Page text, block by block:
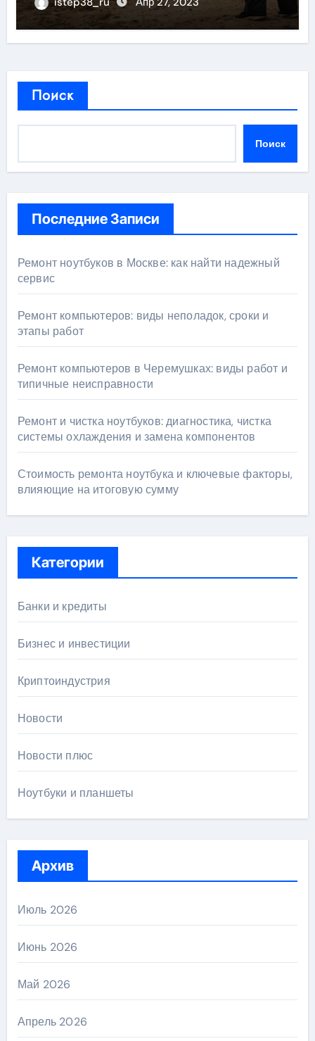
Поиск
Поиск
Последние Записи
Ремонт ноутбуков в Москве: как найти надежный
сервис
Ремонт компьютеров: виды неполадок, сроки и
этапы работ
Ремонт компьютеров в Черемушках: виды работ и
типичные неисправности
Ремонт и чистка ноутбуков: диагностика, чистка
системы охлаждения и замена компонентов
Стоимость ремонта ноутбука и ключевые факторы,
влияющие на итоговую сумму
Категории
Банки и кредиты
Бизнес и инвестиции
Криптоиндустрия
Новости
Новости плюс
Ноутбуки и планшеты
Архив
Июль 2026
Июнь 2026
Май 2026
Апрель 2026